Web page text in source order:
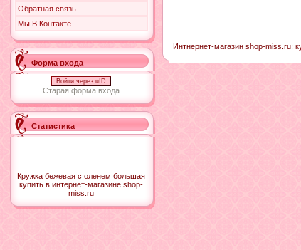
Обратная связь
Мы В Контакте
Форма входа
Войти через uID
Старая форма входа
Статистика
Кружка бежевая с оленем большая
купить в интернет-магазине shop-
miss.ru
Интнернет-магазин shop-miss.ru: